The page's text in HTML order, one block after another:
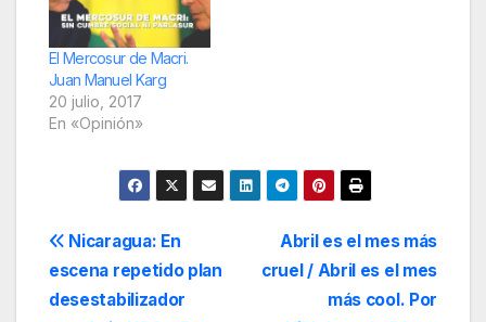
Paraguay, el…
El Mercosur de Macri.
Juan Manuel Karg
20 julio, 2017
En «Opinión»
Navegación
de
Abril es el mes más
cruel / Abril es el mes
más cool. Por
Nicaragua: En
escena repetido plan
desestabilizador